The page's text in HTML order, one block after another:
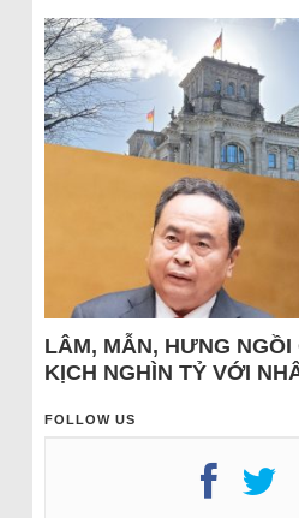
LÂM, MẪN, HƯNG NGỒI
KỊCH NGHÌN TỶ VỚI
FOLLOW US